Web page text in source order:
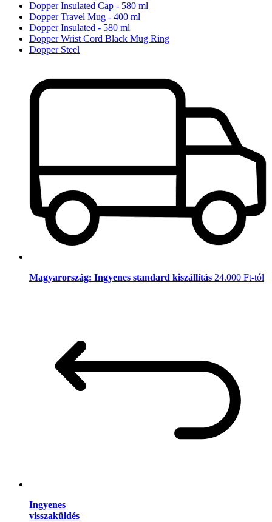
Dopper Insulated Cap - 580 ml
Dopper Travel Mug - 400 ml
Dopper Insulated - 580 ml
Dopper Wrist Cord Black Mug Ring
Dopper Steel
Magyarország: Ingyenes standard kiszállítás 24.000 Ft-tól
Ingyenes
visszaküldés